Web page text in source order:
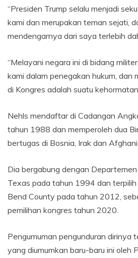
“Presiden Trump selalu menjadi
kami dan merupakan teman sejati,
mendengarnya dari saya terlebih
“Melayani negara ini di bidang
kami dalam penegakan hukum, dan
di Kongres adalah suatu
Nehls mendaftar di Cadangan
tahun 1988 dan memperoleh dua
bertugas di Bosnia, Irak dan
Dia bergabung dengan
Texas pada tahun 1994 dan
Bend County pada tahun 2012,
pemilihan kongres tahun 2020.
Pengumuman pengunduran dirinya
yang diumumkan baru-baru ini oleh